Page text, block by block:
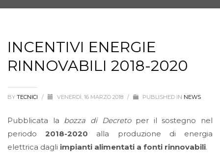
INCENTIVI ENERGIE
RINNOVABILI 2018-2020
BY TECNICI / VENERDÌ, 16 MARZO 2018 / PUBLISHED IN NEWS
Pubblicata la bozza di Decretoper il sostegno nel
periodo2018-2020 alla produzione di energia
elettrica dagli impianti alimentati a fonti rinnovabili.